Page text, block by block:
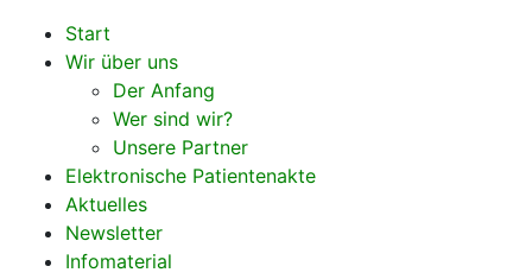
Inhalt
springen
Start
Wir über uns
Der Anfang
Wer sind wir?
Unsere Partner
Elektronische Patientenakte
Aktuelles
Newsletter
Infomaterial